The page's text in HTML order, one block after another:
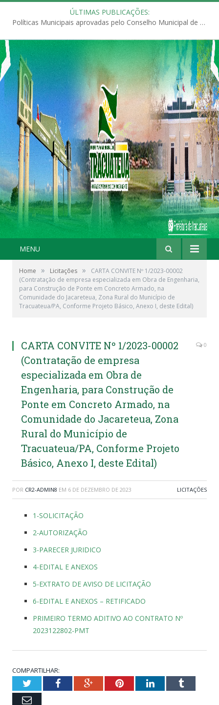
ÚLTIMAS PUBLICAÇÕES:
Políticas Municipais aprovadas pelo Conselho Municipal de Educação (CME)
MENU
Home » Licitações »
CARTA CONVITE Nº 1/2023-00002
(Contratação de empresa especializada em Obra de Engenharia,
para Construção de Ponte em Concreto Armado, na
Comunidade do Jacareteua, Zona Rural do Município de
Tracuateua/PA, Conforme Projeto Básico, Anexo I, deste Edital)
CARTA CONVITE Nº 1/2023-00002
(Contratação de empresa
especializada em Obra de
Engenharia, para Construção de
Ponte em Concreto Armado, na
Comunidade do Jacareteua, Zona
Rural do Município de
Tracuateua/PA, Conforme Projeto
Básico, Anexo I, deste Edital)
0
POR CR2-ADMIN8 EM 6 DE DEZEMBRO DE 2023 LICITAÇÕES
1-SOLICITAÇÃO
2-AUTORIZAÇÃO
3-PARECER JURIDICO
4-EDITAL E ANEXOS
5-EXTRATO DE AVISO DE LICITAÇÃO
6-EDITAL E ANEXOS – RETIFICADO
PRIMEIRO TERMO ADITIVO AO CONTRATO Nº
2023122802-PMT
COMPARTILHAR:
TwitterFacebookGoogle+PinterestLinkedInTumblr
Email